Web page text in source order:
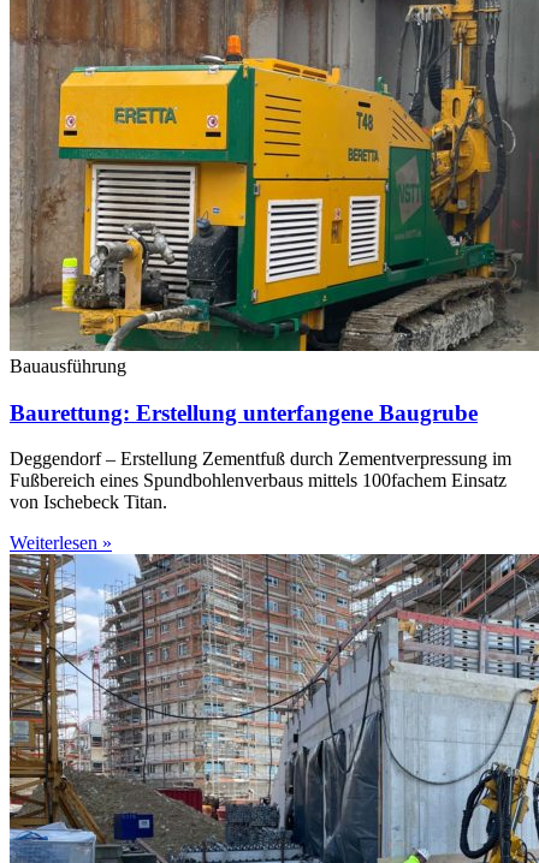
Bauausführung
Baurettung: Erstellung unterfangene Baugrube
Deggendorf – Erstellung Zementfuß durch Zementverpressung im
Fußbereich eines Spundbohlenverbaus mittels 100fachem Einsatz
von Ischebeck Titan.
Weiterlesen »